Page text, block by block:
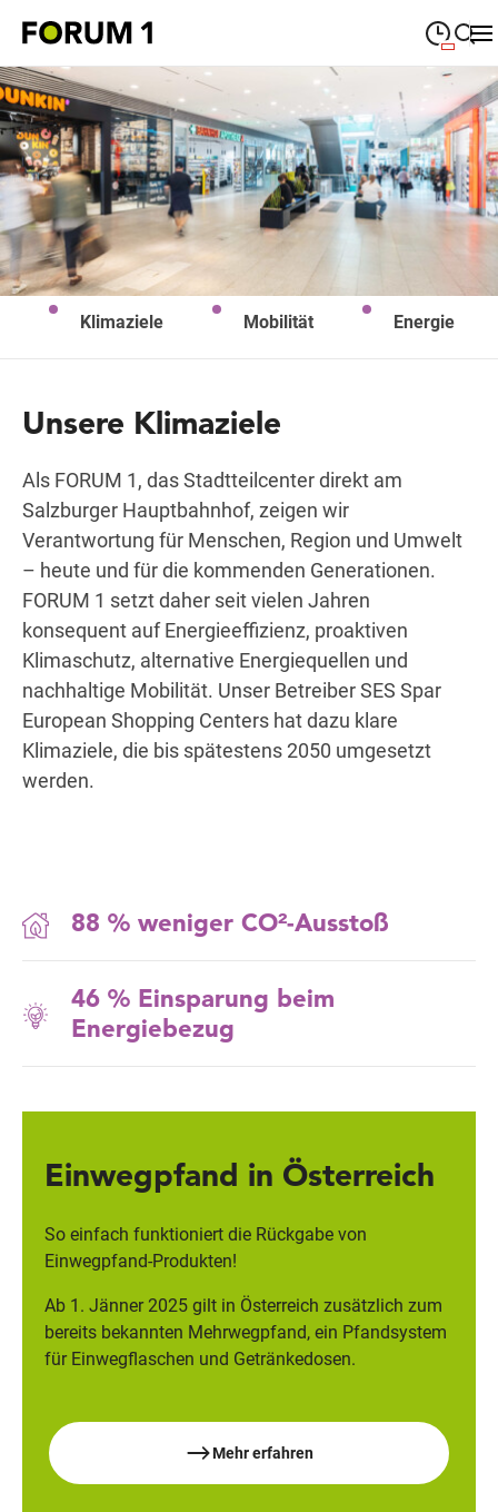
Suche schließen
Montag
MONTAG 09:00 19:00
Dienstag
DIENSTAG 09:00—19:00
Mittwoch
MITTWOCH 09:00 19:00
Donnerstag
DONNERSTAG
FREITAG 09:00—19:00
Klimaziele Mobilität Energie
Unsere Klimaziele
Als FORUM 1, das Stadtteilcenter direkt am
Salzburger Hauptbahnhof, zeigen wir
Verantwortung für Menschen, Region und Umwelt
– heute und für die kommenden Generationen.
FORUM 1 setzt daher seit vielen Jahren
konsequent auf Energieeffizienz, proaktiven
Klimaschutz, alternative Energiequellen und
nachhaltige Mobilität. Unser Betreiber SES Spar
European Shopping Centers hat dazu klare
Klimaziele, die bis spätestens 2050 umgesetzt
werden.
88 % weniger CO²-Ausstoß
46 % Einsparung beim
Energiebezug
Einwegpfand in Österreich
So einfach funktioniert die Rückgabe von
Einwegpfand-Produkten!
Ab 1. Jänner 2025 gilt in Österreich zusätzlich zum
bereits bekannten Mehrwegpfand, ein Pfandsystem
für Einwegflaschen und Getränkedosen.
Mehr erfahren